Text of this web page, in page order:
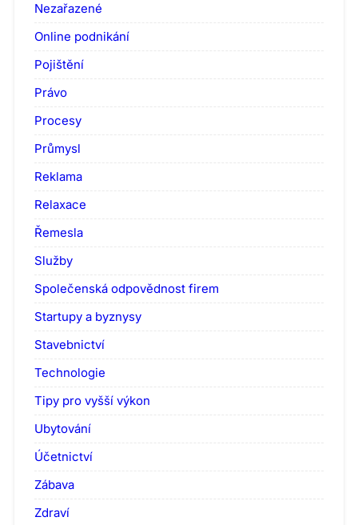
Nezařazené
Online podnikání
Pojištění
Právo
Procesy
Průmysl
Reklama
Relaxace
Řemesla
Služby
Společenská odpovědnost firem
Startupy a byznysy
Stavebnictví
Technologie
Tipy pro vyšší výkon
Ubytování
Účetnictví
Zábava
Zdraví